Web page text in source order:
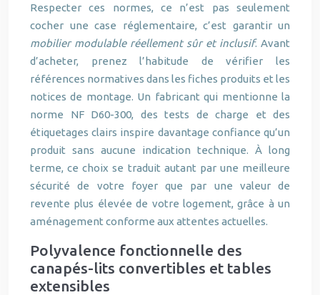
Respecter ces normes, ce n’est pas seulement
cocher une case réglementaire, c’est garantir un
mobilier modulable réellement sûr et inclusif. Avant
d’acheter, prenez l’habitude de vérifier les
références normatives dans les fiches produits et les
notices de montage. Un fabricant qui mentionne la
norme NF D60-300, des tests de charge et des
étiquetages clairs inspire davantage confiance qu’un
produit sans aucune indication technique. À long
terme, ce choix se traduit autant par une meilleure
sécurité de votre foyer que par une valeur de
revente plus élevée de votre logement, grâce à un
aménagement conforme aux attentes actuelles.
Polyvalence fonctionnelle des
canapés-lits convertibles et tables
extensibles